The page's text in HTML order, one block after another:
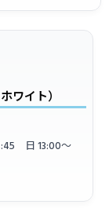
ワイト）
日 13:00〜